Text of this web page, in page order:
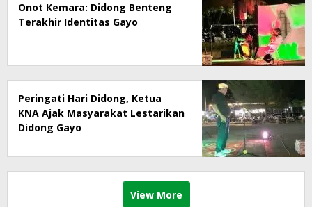
Onot Kemara: Didong Benteng
Terakhir Identitas Gayo
Peringati Hari Didong, Ketua
KNA Ajak Masyarakat Lestarikan
Didong Gayo
View More